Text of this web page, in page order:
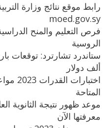
رابط موقع نتائج وزارة
moed.gov.sy
فرص التعليم والمنح
الروسية
ألف دولار
المتاحة
معرفتها الآن